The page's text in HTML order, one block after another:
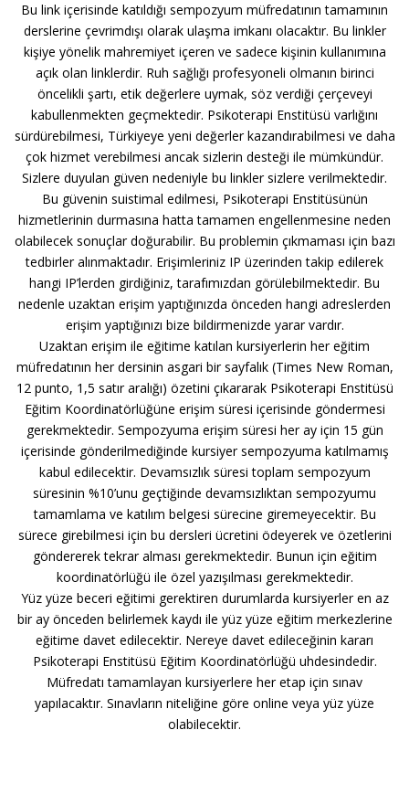
Bu link içerisinde katıldığı sempozyum müfredatının tamamının
derslerine çevrimdışı olarak ulaşma imkanı olacaktır. Bu linkler
kişiye yönelik mahremiyet içeren ve sadece kişinin kullanımına
açık olan linklerdir. Ruh sağlığı profesyoneli olmanın birinci
öncelikli şartı, etik değerlere uymak, söz verdiği çerçeveyi
kabullenmekten geçmektedir. Psikoterapi Enstitüsü varlığını
sürdürebilmesi, Türkiyeye yeni değerler kazandırabilmesi ve daha
çok hizmet verebilmesi ancak sizlerin desteği ile mümkündür.
Sizlere duyulan güven nedeniyle bu linkler sizlere verilmektedir.
Bu güvenin suistimal edilmesi, Psikoterapi Enstitüsünün
hizmetlerinin durmasına hatta tamamen engellenmesine neden
olabilecek sonuçlar doğurabilir. Bu problemin çıkmaması için bazı
tedbirler alınmaktadır. Erişimleriniz IP üzerinden takip edilerek
hangi IP’lerden girdiğiniz, tarafımızdan görülebilmektedir. Bu
nedenle uzaktan erişim yaptığınızda önceden hangi adreslerden
erişim yaptığınızı bize bildirmenizde yarar vardır.
Uzaktan erişim ile eğitime katılan kursiyerlerin her eğitim
müfredatının her dersinin asgari bir sayfalık (Times New Roman,
12 punto, 1,5 satır aralığı) özetini çıkararak Psikoterapi Enstitüsü
Eğitim Koordinatörlüğüne erişim süresi içerisinde göndermesi
gerekmektedir. Sempozyuma erişim süresi her ay için 15 gün
içerisinde gönderilmediğinde kursiyer sempozyuma katılmamış
kabul edilecektir. Devamsızlık süresi toplam sempozyum
süresinin %10’unu geçtiğinde devamsızlıktan sempozyumu
tamamlama ve katılım belgesi sürecine giremeyecektir. Bu
sürece girebilmesi için bu dersleri ücretini ödeyerek ve özetlerini
göndererek tekrar alması gerekmektedir. Bunun için eğitim
koordinatörlüğü ile özel yazışılması gerekmektedir.
Yüz yüze beceri eğitimi gerektiren durumlarda kursiyerler en az
bir ay önceden belirlemek kaydı ile yüz yüze eğitim merkezlerine
eğitime davet edilecektir. Nereye davet edileceğinin kararı
Psikoterapi Enstitüsü Eğitim Koordinatörlüğü uhdesindedir.
Müfredatı tamamlayan kursiyerlere her etap için sınav
yapılacaktır. Sınavların niteliğine göre online veya yüz yüze
olabilecektir.